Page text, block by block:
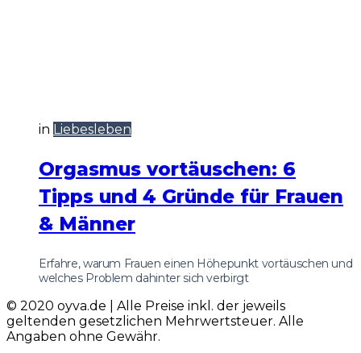
in Liebesleben
Orgasmus vortäuschen: 6
Tipps und 4 Gründe für Frauen
& Männer
Erfahre, warum Frauen einen Höhepunkt vortäuschen und
welches Problem dahinter sich verbirgt
© 2020 oyva.de | Alle Preise inkl. der jeweils
geltenden gesetzlichen Mehrwertsteuer. Alle
Angaben ohne Gewähr.